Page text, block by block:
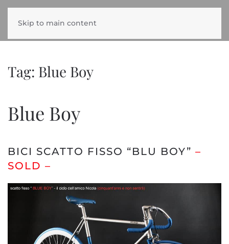
Skip to main content
Tag: Blue Boy
Blue Boy
BICI SCATTO FISSO “BLU BOY” –
SOLD –